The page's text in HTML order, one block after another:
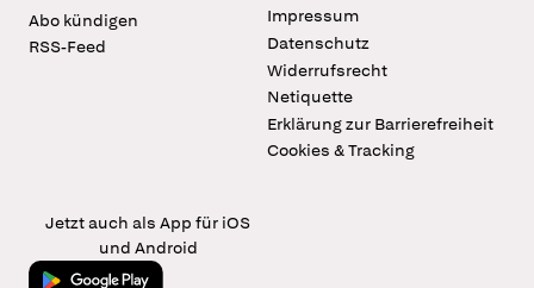
Abo kündigen
RSS-Feed
Impressum
Datenschutz
Widerrufsrecht
Netiquette
Erklärung zur Barrierefreiheit
Cookies & Tracking
Jetzt auch als App für iOS
und Android
Jetzt bei Google Play